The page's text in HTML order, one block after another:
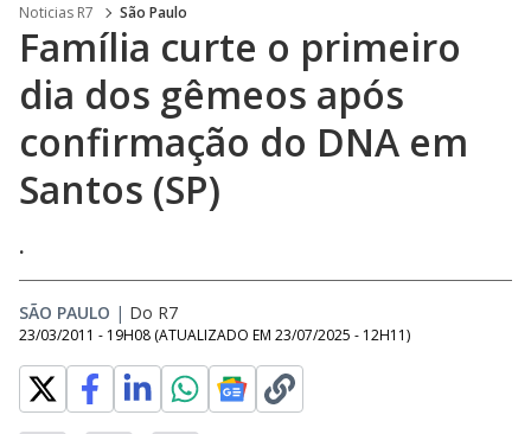
Noticias R7 São Paulo
Família curte o primeiro
dia dos gêmeos após
confirmação do DNA em
Santos (SP)
.
SÃO PAULO | Do R7
23/03/2011 - 19H08 (ATUALIZADO EM 23/07/2025 - 12H11)